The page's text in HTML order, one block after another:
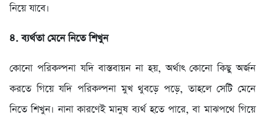
নিয়ে যাবে।
৪. ব্যর্থতা মেনে নিতে শিখুন
কোনো পরিকল্পনা যদি বাস্তবায়ন না হয়, অর্থাৎ কোনো কিছু অর্জন
করতে গিয়ে যদি পরিকল্পনা মুখ থুবড়ে পড়ে, তাহলে সেটি মেনে
নিতে শিখুন। নানা কারণেই মানুষ ব্যর্থ হতে পারে, বা মাঝপথে গিয়ে